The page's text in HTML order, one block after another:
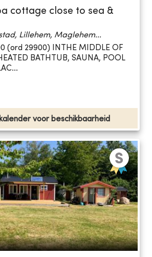
cottage close to sea &
Lillehem, Maglehem...
(ord 29900) INTHE MIDDLE OF
BATHTUB, SAUNA, POOL
voor beschikbaarheid